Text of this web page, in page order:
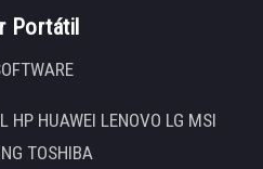
Portátil
HP HUAWEI LENOVO LG MSI
TOSHIBA